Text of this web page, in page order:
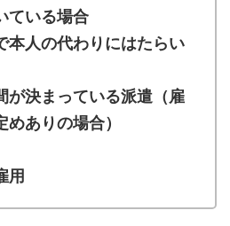
ている場合
本人の代わりにはたらい
が決まっている派遣（雇
ありの場合）
用